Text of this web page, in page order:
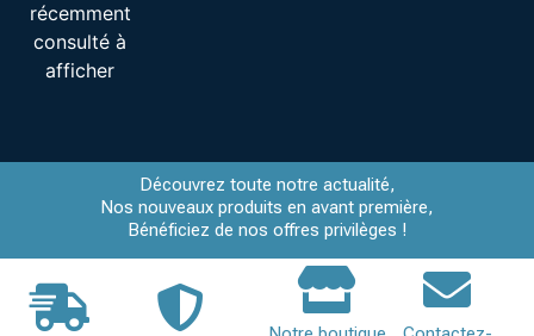
récemment
consulté à
afficher
Découvrez toute notre actualité,
Nos nouveaux produits en avant première,
Bénéficiez de nos offres privilèges !